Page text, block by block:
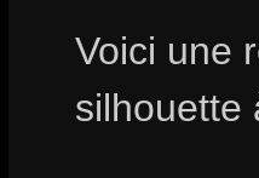
Voici une
silhouette